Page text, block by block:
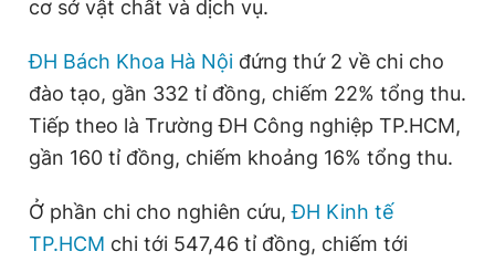
cơ sở vật chất và dịch vụ.
ĐH Bách Khoa Hà Nội đứng thứ 2 về chi cho
đào tạo, gần 332 tỉ đồng, chiếm 22% tổng thu.
Tiếp theo là Trường ĐH Công nghiệp TP.HCM,
gần 160 tỉ đồng, chiếm khoảng 16% tổng thu.
Ở phần chi cho nghiên cứu,ĐH Kinh tế
TP.HCM chi tới 547,46 tỉ đồng, chiếm tới